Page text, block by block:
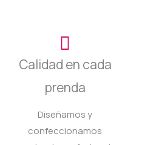
Calidad en cada
prenda
Diseñamos y
confeccionamos